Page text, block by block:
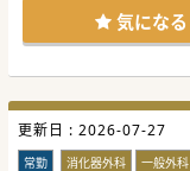
気になる
更新日 : 2026-07-27
常勤 消化器外科 一般外科